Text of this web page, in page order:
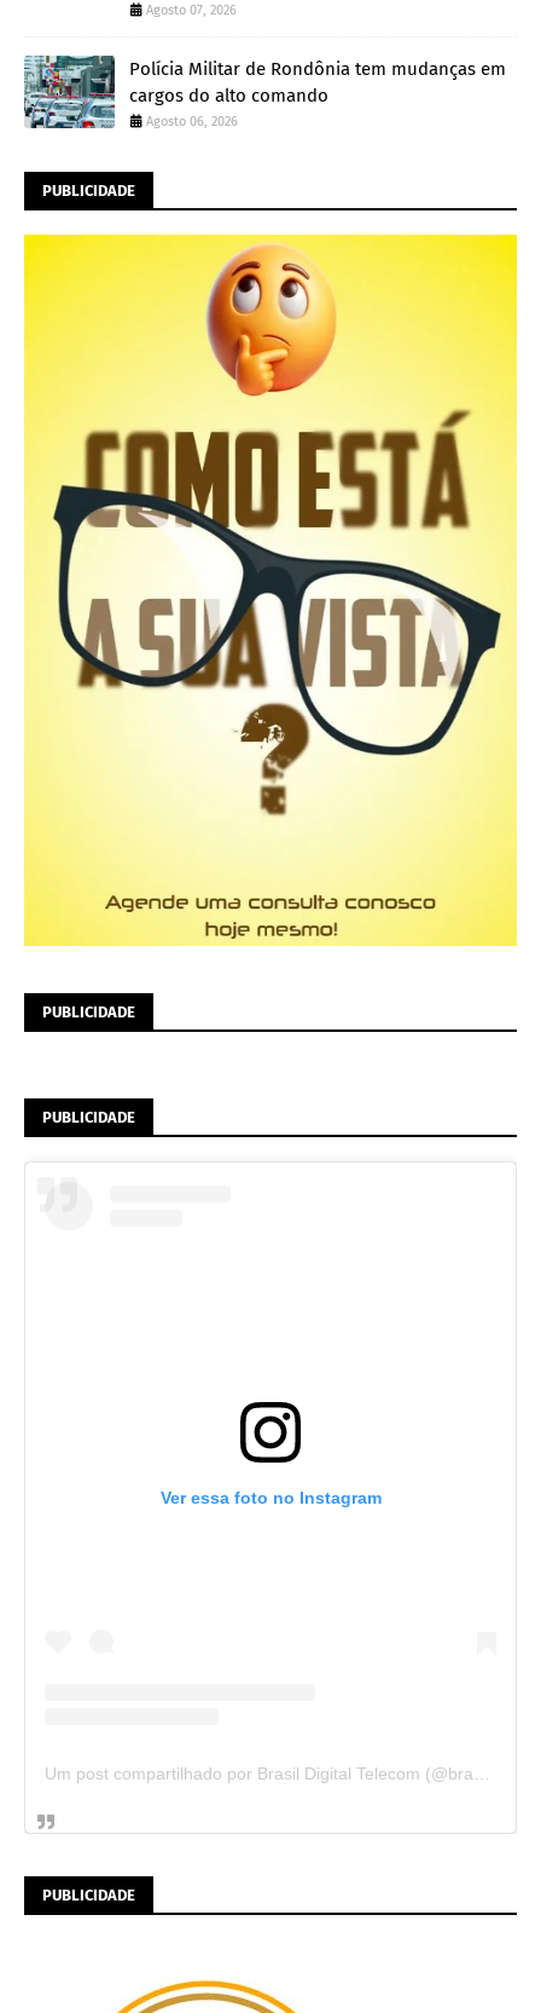
Agosto 07, 2026
Polícia Militar de Rondônia tem mudanças em
cargos do alto comando
Agosto 06, 2026
PUBLICIDADE
PUBLICIDADE
PUBLICIDADE
Ver essa foto no Instagram
PUBLICIDADE